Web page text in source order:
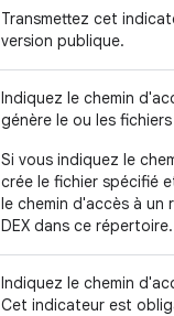
Transmettez cet
version publique.
Indiquez le chemin
génère le ou les
Si vous indiquez le
crée le fichier spécifié
le chemin d'accès à un
DEX dans ce répertoire.
Indiquez le chemin
Cet indicateur est